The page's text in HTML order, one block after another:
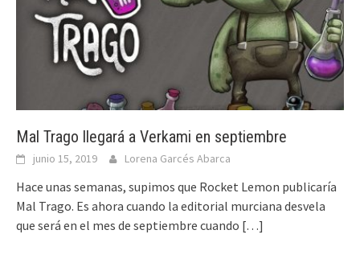
Mal Trago llegará a Verkami en septiembre
junio 15, 2019 Lorena Garcés Abarca
Hace unas semanas, supimos que Rocket Lemon publicaría
Mal Trago. Es ahora cuando la editorial murciana desvela
que será en el mes de septiembre cuando […]